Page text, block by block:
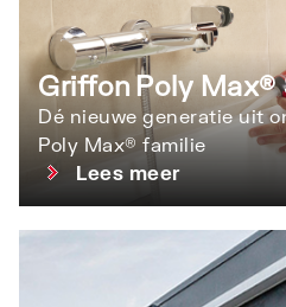
Griffon Poly
Dé nieuwe generatie uit
Poly Max® familie
Lees meer